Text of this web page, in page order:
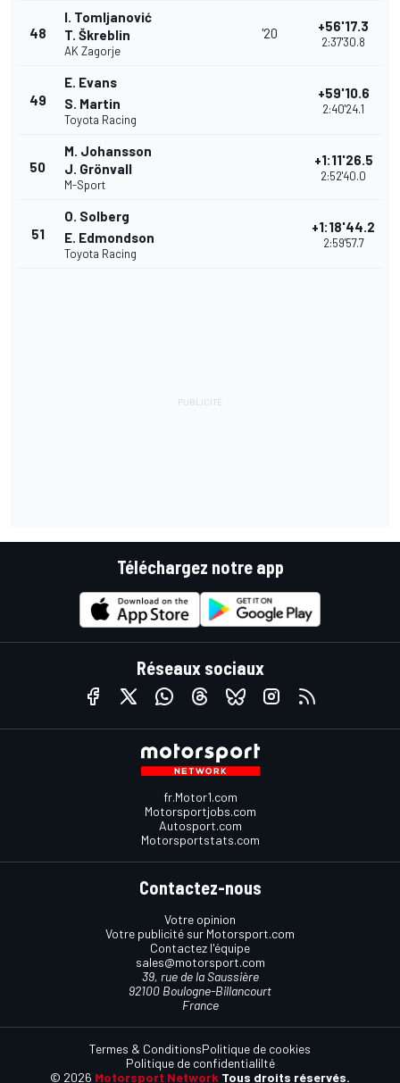
48
I. Tomljanović
T. Škreblin
AK Zagorje
'20 +56'17.3
2:37'30.8
49
E. Evans
S. Martin
Toyota Racing
+59'10.6
2:40'24.1
50
M. Johansson
J. Grönvall
M-Sport
+1:11'26.5
2:52'40.0
51
O. Solberg
E. Edmondson
Toyota Racing
+1:18'44.2
2:59'57.7
Téléchargez notre app
Réseaux sociaux
fr.Motor1.com
Motorsportjobs.com
Autosport.com
Motorsportstats.com
Contactez-nous
Votre opinion
Votre publicité sur Motorsport.com
Contactez l'équipe
sales@motorsport.com
39, rue de la Saussière
92100 Boulogne-Billancourt
France
© 2026 Motorsport Network Tous droits réservés.
Termes & ConditionsPolitique de cookies
Politique de confidentialilté